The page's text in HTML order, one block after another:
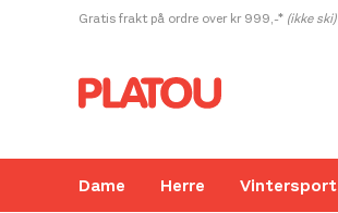
Gratis frakt på ordre over kr 999,-* (ikke ski)
Dame Herre Vintersport